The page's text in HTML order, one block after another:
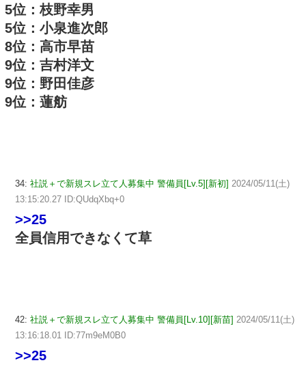
5位：枝野幸男
5位：小泉進次郎
8位：高市早苗
9位：吉村洋文
9位：野田佳彦
9位：蓮舫
34: 社説＋で新規スレ立て人募集中 警備員[Lv.5][新初] 2024/05/11(土)
13:15:20.27 ID:QUdqXbq+0
>>25
全員信用できなくて草
42: 社説＋で新規スレ立て人募集中 警備員[Lv.10][新苗] 2024/05/11(土)
13:16:18.01 ID:77m9eM0B0
>>25